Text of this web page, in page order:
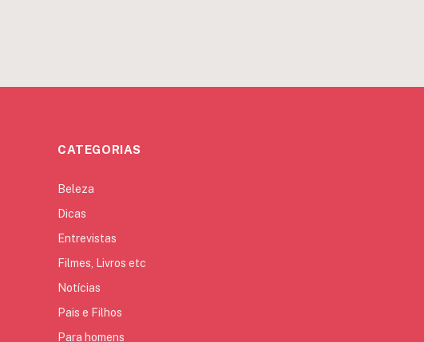
CATEGORIAS
Beleza
Dicas
Entrevistas
Filmes, Livros etc
Notícias
Pais e Filhos
Para homens